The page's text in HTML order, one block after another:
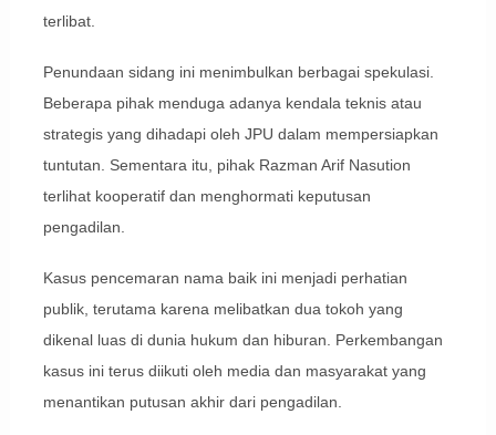
terlibat.
Penundaan sidang ini menimbulkan berbagai spekulasi.
Beberapa pihak menduga adanya kendala teknis atau
strategis yang dihadapi oleh JPU dalam mempersiapkan
tuntutan. Sementara itu, pihak Razman Arif Nasution
terlihat kooperatif dan menghormati keputusan
pengadilan.
Kasus pencemaran nama baik ini menjadi perhatian
publik, terutama karena melibatkan dua tokoh yang
dikenal luas di dunia hukum dan hiburan. Perkembangan
kasus ini terus diikuti oleh media dan masyarakat yang
menantikan putusan akhir dari pengadilan.